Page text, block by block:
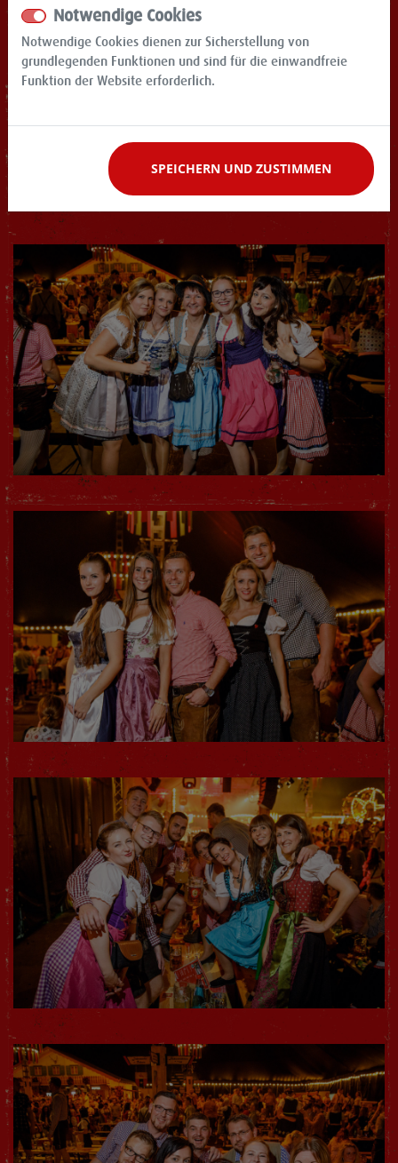
Notwendige Cookies
Notwendige Cookies dienen zur Sicherstellung von
grundlegenden Funktionen und sind für die einwandfreie
Funktion der Website erforderlich.
SPEICHERN UND ZUSTIMMEN